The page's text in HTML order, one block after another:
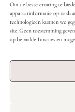
Om de beste ervaring te
apparaatinformatie op te
technologieën kunnen we
site. Geen toestemming
op bepaalde functies en